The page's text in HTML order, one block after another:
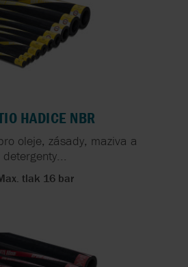
HADICE NBR
oleje, zásady, maziva a
detergenty...
tlak 16 bar